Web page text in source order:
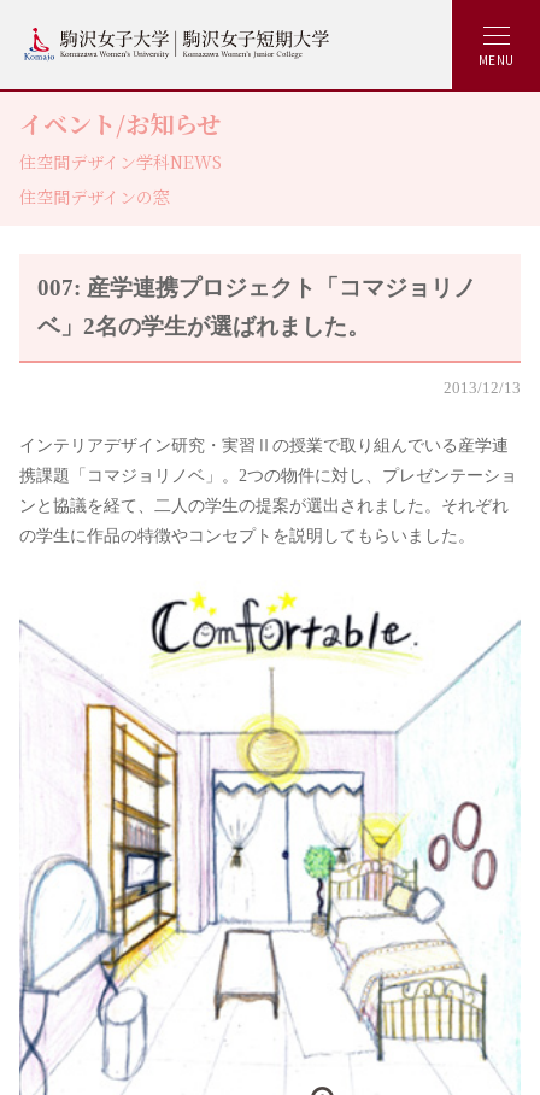
MENU
イベント/お知らせ
住空間デザイン学科NEWS
住空間デザインの窓
007: 産学連携プロジェクト「コマジョリノ
ベ」2名の学生が選ばれました。
2013/12/13
インテリアデザイン研究・実習Ⅱの授業で取り組んでいる産学連
携課題「コマジョリノベ」。2つの物件に対し、プレゼンテーショ
ンと協議を経て、二人の学生の提案が選出されました。それぞれ
の学生に作品の特徴やコンセプトを説明してもらいました。